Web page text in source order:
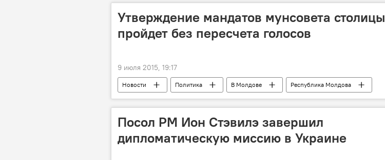
Утверждение мандатов мунсовета столицы
пройдет без пересчета голосов
9 июля 2015, 19:17
Новости Политика В Молдове
Республика Молдова
Апелляционная палата Бельц
пересмотр
итоги
Посол РМ Ион Стэвилэ завершил
дипломатическую миссию в Украине